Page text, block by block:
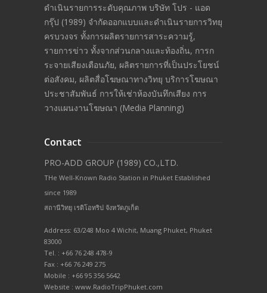
ดำเนินรายการระดับคุณภาพ บริษัท โปร - แอด
กรุ๊ป (1989) จำกัดออกแบบและดำเนินรายการวิทยุ
ครบวงจร ทั้งการผลิตรายการสาระความรู้,
รายการข่าว ทั้งจากส่วนกลางและท้องถิ่น, การก
ระจายเสียงเตือนภัย, ผลิตรายการที่เป็นประโยชน์
ต่อสังคม, ผลิตสื่อโฆษณาทางวิทยุ บริการโฆษณา
ประชาสัมพันธ์ การให้เช่าห้องบันทึกเสียง การ
วางแผนงานโฆษณา (Media Planning)
Contact
PRO-ADD GROUP (1989) CO.,LTD.
THe Well-Known Radio Station in Phuket Established
since 1989
สถานีวิทยุ เรดิโอทริป จังหวัดภูเก็ต
Address: 63/248 Moo 4 Wichit, Muang Phuket, Phuket
83000
Tel. : +66 76 248 478-9
Fax : +66 76 249 275
Mobile : +66 95 356 5642
Website : www.RadioTripPhuket.com